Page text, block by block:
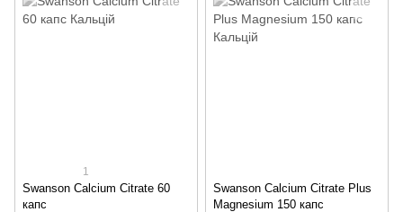
1
Swanson Calcium Citrate 60
капс
Swanson Calcium Citrate Plus
Magnesium 150 капс